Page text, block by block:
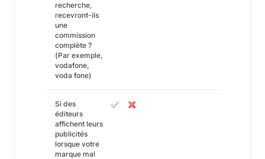
recherche,
recevront-ils
une
commission
complète ?
(Par exemple,
vodafone,
voda fone)
Si des
éditeurs
affichent leurs
publicités
lorsque votre
marque mal